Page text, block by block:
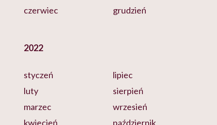
czerwiec
grudzień
2022
styczeń
luty
marzec
kwiecień
lipiec
sierpień
wrzesień
październik